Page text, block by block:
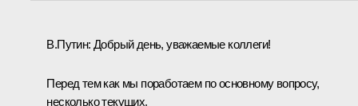
В.Путин: Добрый день, уважаемые коллеги!
Перед тем как мы поработаем по основному вопросу,
несколько текущих.